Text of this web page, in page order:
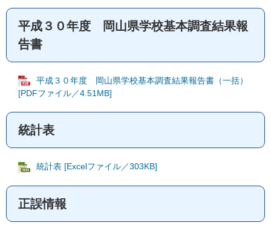
平成３０年度 岡山県学校基本調査結果報
告書
平成３０年度 岡山県学校基本調査結果報告書（一括）
[PDFファイル／4.51MB]
統計表
統計表 [Excelファイル／303KB]
正誤情報